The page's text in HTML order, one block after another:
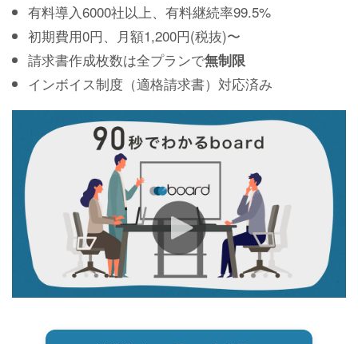
有料導入6000社以上、有料継続率99.5%
初期費用0円、月額1,200円(税抜)〜
請求書作成枚数は全プランで無制限
インボイス制度（適格請求書）対応済み